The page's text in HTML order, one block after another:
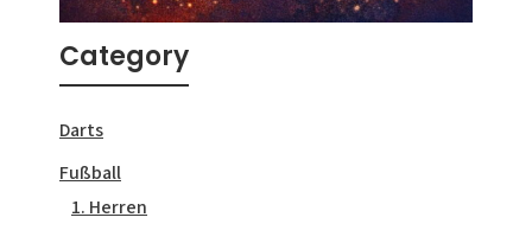
Category
Darts
Fußball
1. Herren